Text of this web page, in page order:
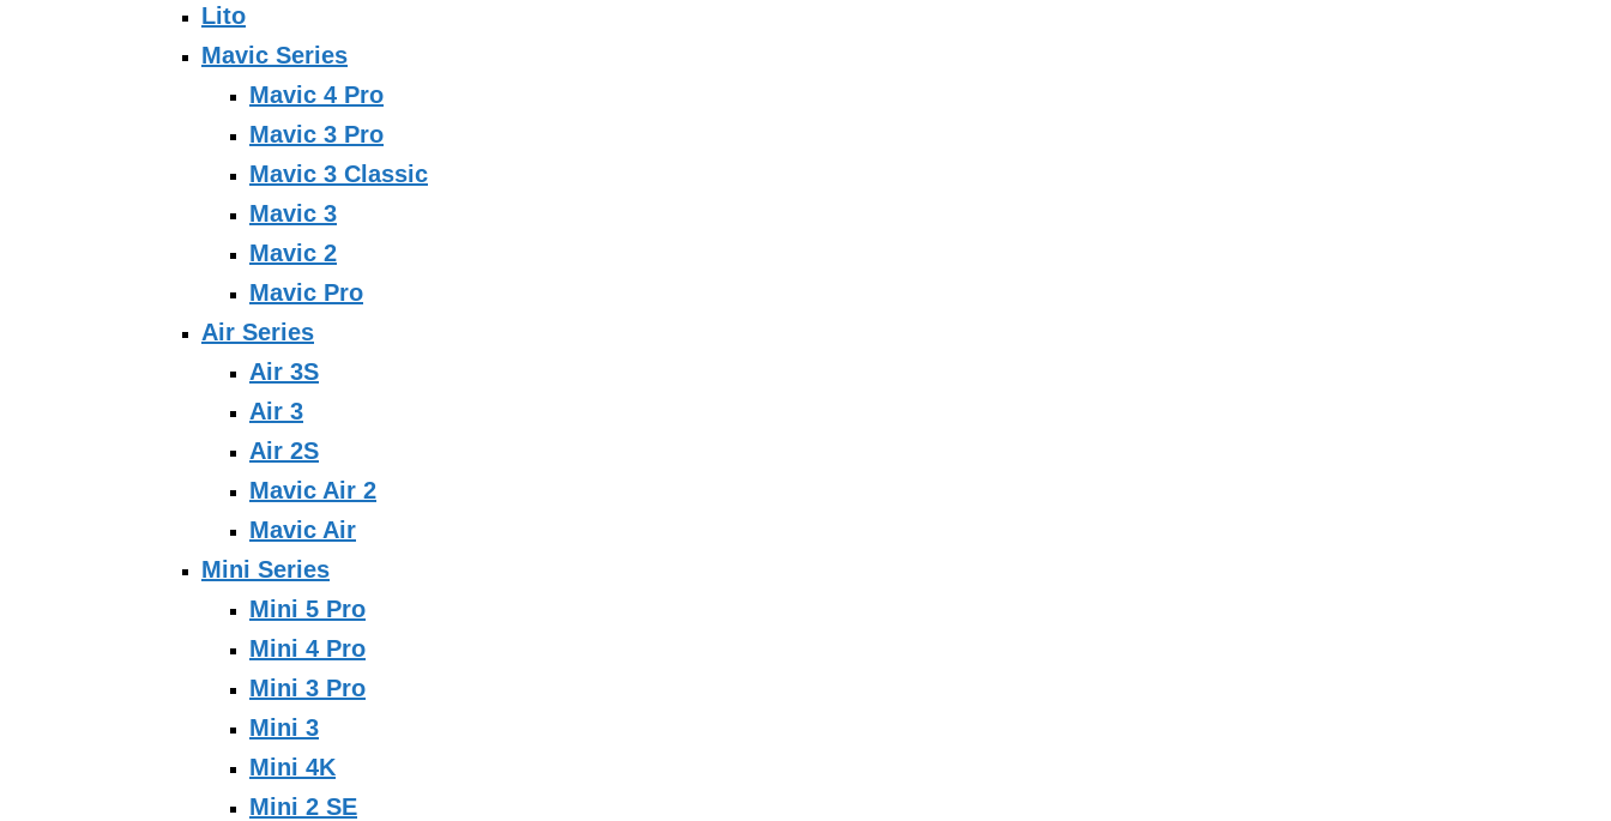
Lito
Mavic Series
Mavic 4 Pro
Mavic 3 Pro
Mavic 3 Classic
Mavic 3
Mavic 2
Mavic Pro
Air Series
Air 3S
Air 3
Air 2S
Mavic Air 2
Mavic Air
Mini Series
Mini 5 Pro
Mini 4 Pro
Mini 3 Pro
Mini 3
Mini 4K
Mini 2 SE